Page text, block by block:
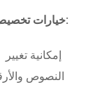
خيارات تخصيص مرنة:
إمكانية تغيير
النصوص